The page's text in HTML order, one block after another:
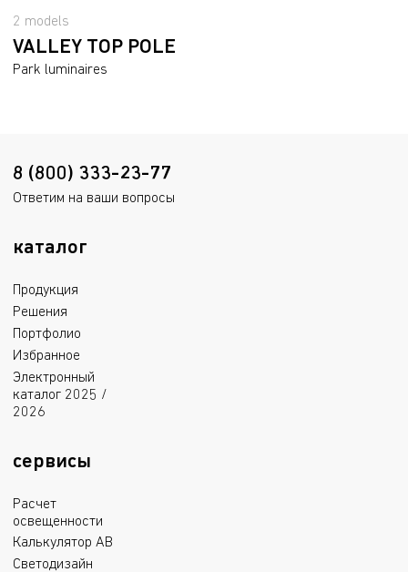
2 models
VALLEY TOP POLE
Park luminaires
8 (800) 333-23-77
Ответим на ваши вопросы
каталог
Продукция
Решения
Портфолио
Избранное
Электронный
каталог 2025 /
2026
сервисы
Расчет
освещенности
Калькулятор АВ
Светодизайн